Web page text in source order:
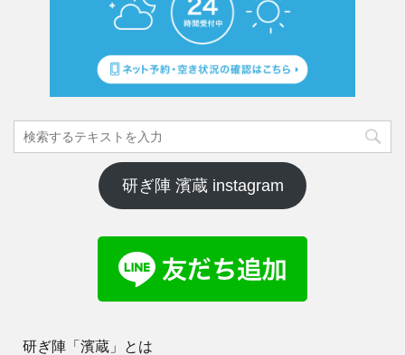
研ぎ陣 濱蔵 instagram
研ぎ陣「濱蔵」とは